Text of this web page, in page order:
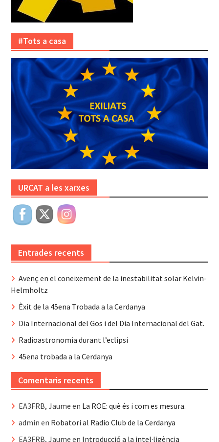
#Tots a casa
URCAT a les xarxes
Entrades recents
Avenç en el coneixement de la inestabilitat solar Kelvin-
Helmholtz
Èxit de la 45ena Trobada a la Cerdanya
Dia Internacional del Gos i del Dia Internacional del Gat.
Radioastronomia durant l’eclipsi
45ena trobada a la Cerdanya
Comentaris recents
EA3FRB, Jaume en La ROE: què és i com es mesura.
admin en Robatori al Radio Club de la Cerdanya
EA3FRB, Jaume en Introducció a la intel·ligència